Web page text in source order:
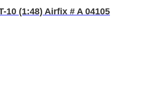
10 (1:48) Airfix # A 04105